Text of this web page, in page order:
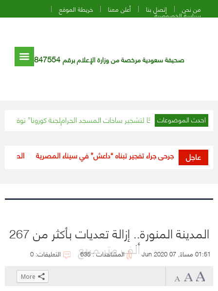
من نحن إتصل بنا أعلن معنا خريطة الموقع
سياسة الخصوصية
صحيفة سعودية مرخصة من وزارة الإعلام برقم 847554
احدث الموضوعات
تدرس مقترحًا لتشجير ساحات المسجد الحرام“لجنة كورونا” توقف أحد
عاجل “الصحة”: خلال 24 ساعة.. تعافي (188) حالة من قتيل و3 جرحى جراء تفجير تبناه “داعش” في سيناء المصرية
المدينة المنورة.. إزالة تعديات بأكثر من 267
ألف متر مربع 01:51 مساءً, 07 Jun 2020 المشاهدات : 635 التعليقات: 0
Click
More